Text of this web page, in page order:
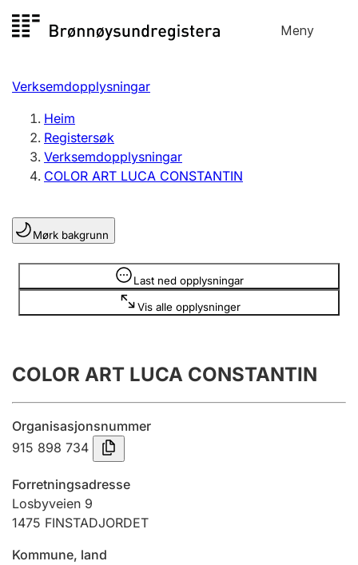
til
Meny
Registersøk
Aksjeselskap
Enkeltpersonføretak
Registrere, endre, slette
Lag og foreining
Registrere, endre, slette
Årsrekneskap
Innsending og forseinkingsgebyr
Tinglysing
Jeger
Verksemdopplysningar
Heim
Registersøk
Verksemdopplysningar
COLOR ART LUCA CONSTANTIN
Mørk bakgrunn
Last ned opplysningar
Vis alle opplysninger
Opplysninger er skjult
COLOR ART LUCA CONSTANTIN
Organisasjonsnummer
915 898 734
Forretningsadresse
Losbyveien 9
1475 FINSTADJORDET
Kommune, land